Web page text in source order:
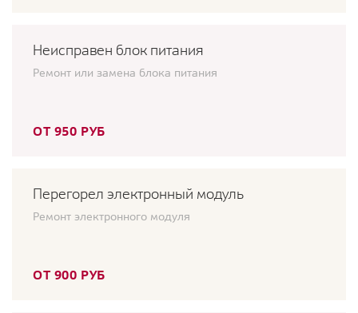
Неисправен блок питания
Ремонт или замена блока питания
ОТ 950 РУБ
Перегорел электронный модуль
Ремонт электронного модуля
ОТ 900 РУБ